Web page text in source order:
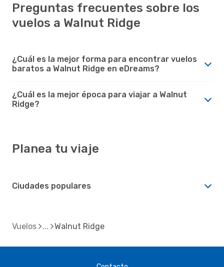
Preguntas frecuentes sobre los
vuelos a Walnut Ridge
¿Cuál es la mejor forma para encontrar vuelos
baratos a Walnut Ridge en eDreams?
¿Cuál es la mejor época para viajar a Walnut
Ridge?
Planea tu viaje
Ciudades populares
Vuelos Walnut Ridge